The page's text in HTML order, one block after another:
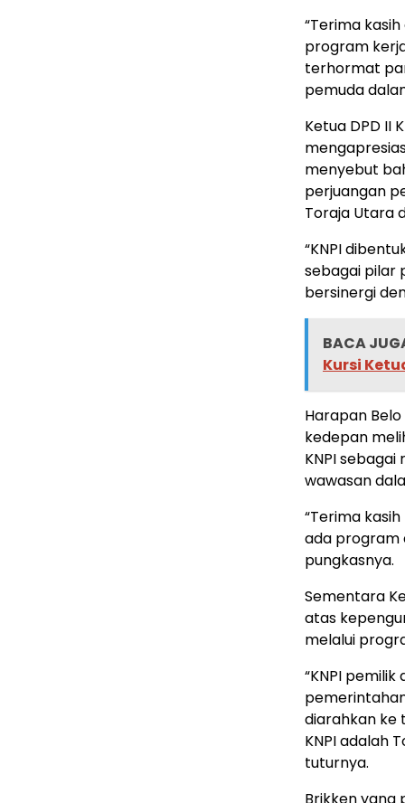
“Terima
program
terhormat
pemuda
Ketua DPD II
menyebut
perjuangan
Toraja Utara
“KNPI
sebagai pilar
bersinergi
BACA
Kursi
Harapan
kedepan
KNPI
wawasan
“Terima
ada program
pungkasnya.
Sementara
atas
melalui
“KNPI
diarahkan ke
KNPI adalah
tuturnya.